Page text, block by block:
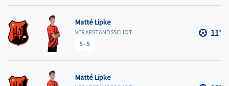
Matté Lipke
VER AFSTANDSSCHOT
5-5
11'
Matté Lipke